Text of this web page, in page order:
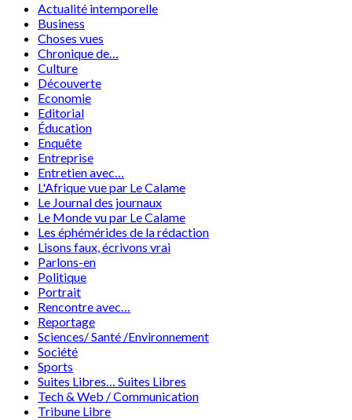
Actualité intemporelle
Business
Choses vues
Chronique de…
Culture
Découverte
Economie
Editorial
Éducation
Enquête
Entreprise
Entretien avec…
L'Afrique vue par Le Calame
Le Journal des journaux
Le Monde vu par Le Calame
Les éphémérides de la rédaction
Lisons faux, écrivons vrai
Parlons-en
Politique
Portrait
Rencontre avec…
Reportage
Sciences/ Santé /Environnement
Société
Sports
Suites Libres… Suites Libres
Tech & Web / Communication
Tribune Libre